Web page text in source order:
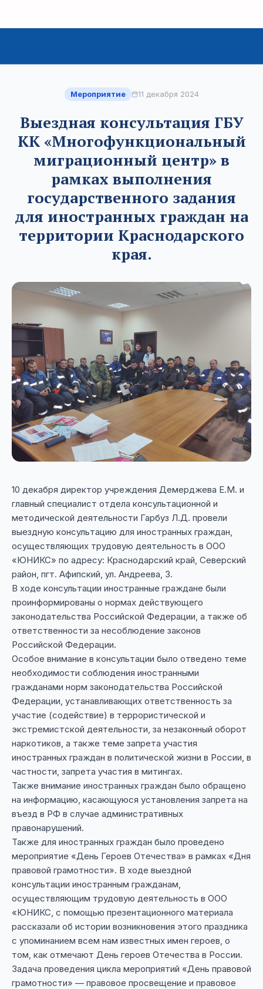
Мероприятие 11 декабря 2024
Выездная консультация ГБУ
КК «Многофункциональный
миграционный центр» в
рамках выполнения
государственного задания
для иностранных граждан на
территории Краснодарского
края.
10 декабря директор учреждения Демерджева Е.М. и
главный специалист отдела консультационной и
методической деятельности Гарбуз Л.Д. провели
выездную консультацию для иностранных граждан,
осуществляющих трудовую деятельность в ООО
«ЮНИКС» по адресу: Краснодарский край, Северский
район, пгт. Афипский, ул. Андреева, 3.
В ходе консультации иностранные граждане были
проинформированы о нормах действующего
законодательства Российской Федерации, а также об
ответственности за несоблюдение законов
Российской Федерации.
Особое внимание в консультации было отведено теме
необходимости соблюдения иностранными
гражданами норм законодательства Российской
Федерации, устанавливающих ответственность за
участие (содействие) в террористической и
экстремистской деятельности, за незаконный оборот
наркотиков, а также теме запрета участия
иностранных граждан в политической жизни в России, в
частности, запрета участия в митингах.
Также внимание иностранных граждан было обращено
на информацию, касающуюся установления запрета на
въезд в РФ в случае административных
правонарушений.
Также для иностранных граждан было проведено
мероприятие «День Героев Отечества» в рамках «Дня
правовой грамотности». В ходе выездной
консультации иностранным гражданам,
осуществляющим трудовую деятельность в ООО
«ЮНИКС, с помощью презентационного материала
рассказали об истории возникновения этого праздника
с упоминанием всем нам известных имен героев, о
том, как отмечают День героев Отечества в России.
Задача проведения цикла мероприятий «День правовой
грамотности» — правовое просвещение и правовое